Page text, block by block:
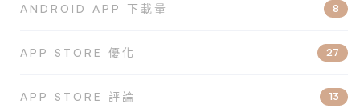
ANDROID APP 下載量 8
APP STORE 優化 27
APP STORE 評論 13